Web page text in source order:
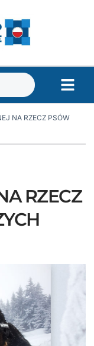
NA RZECZ PSÓW
RZECZ